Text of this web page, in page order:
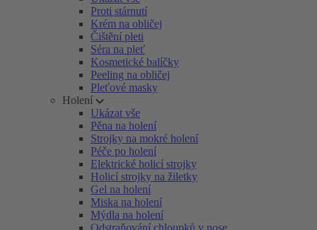
Proti stárnutí
Krém na obličej
Čištění pleti
Séra na pleť
Kosmetické balíčky
Peeling na obličej
Pleťové masky
Holení
Ukázat vše
Pěna na holení
Strojky na mokré holení
Péče po holení
Elektrické holicí strojky
Holicí strojky na žiletky
Gel na holení
Miska na holení
Mýdla na holení
Odstraňování chloupků v nose